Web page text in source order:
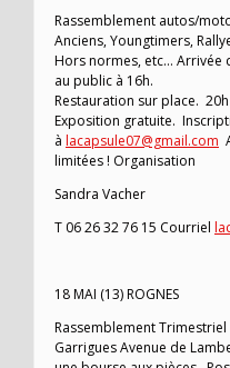
Rassemblement autos/
Anciens, Youngtimers,
Hors normes, etc… Arrivée
au public à 16h.
Restauration sur place.
Exposition gratuite.
à lacapsule07@gmail.com
limitées ! Organisation
Sandra Vacher
T 06 26 32 76 15 Courriel
18 MAI (13) ROGNES
Rassemblement Trimestriel
Garrigues Avenue de